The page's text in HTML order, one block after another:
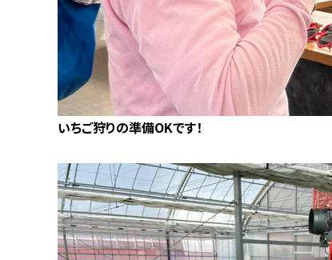
いちご狩りの準備OKです！